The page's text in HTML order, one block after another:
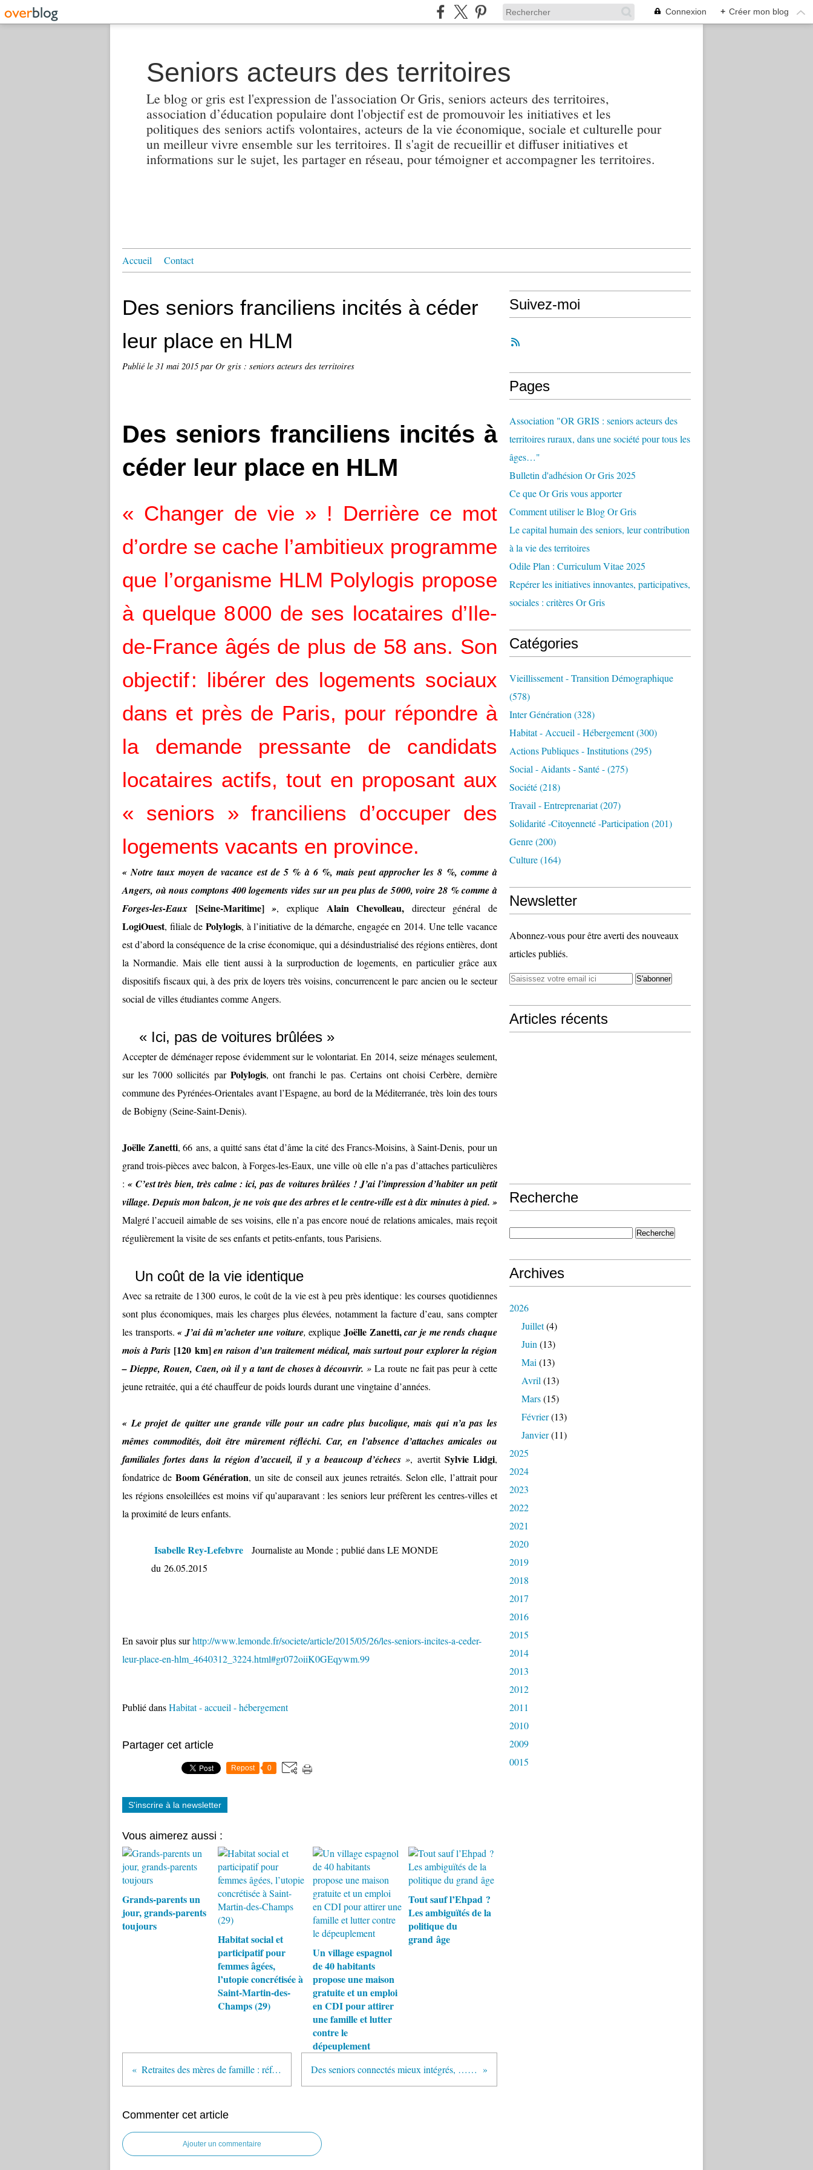
Connexion + Créer mon blog
Seniors acteurs des territoires
Le blog or gris est l'expression de l'association Or Gris, seniors acteurs des territoires,
association d’éducation populaire dont l'objectif est de promouvoir les initiatives et les
politiques des seniors actifs volontaires, acteurs de la vie économique, sociale et culturelle pour
un meilleur vivre ensemble sur les territoires. Il s'agit de recueillir et diffuser initiatives et
informations sur le sujet, les partager en réseau, pour témoigner et accompagner les territoires.
Accueil Contact
Des seniors franciliens incités à céder
leur place en HLM
Publié le 31 mai 2015 par Or gris : seniors acteurs des territoires
Des seniors franciliens incités à
céder leur place en HLM
« Changer de vie » ! Derrière ce mot
d’ordre se cache l’ambitieux programme
que l’organisme HLM Polylogis propose
à quelque 8 000 de ses locataires d’Ile-
de-France âgés de plus de 58 ans. Son
objectif : libérer des logements sociaux
dans et près de Paris, pour répondre à
la demande pressante de candidats
locataires actifs, tout en proposant aux
« seniors » franciliens d’occuper des
logements vacants en province.
« Notre taux moyen de vacance est de 5 % à 6 %, mais peut approcher les 8 %, comme à
Angers, où nous comptons 400 logements vides sur un peu plus de 5000, voire 28 % comme à
Forges-les-Eaux [Seine-Maritime]», explique Alain Chevolleau, directeur général de
LogiOuest, filiale de Polylogis, à l’initiative de la démarche, engagée en 2014. Une telle vacance
est d’abord la conséquence de la crise économique, qui a désindustrialisé des régions entières, dont
la Normandie. Mais elle tient aussi à la surproduction de logements, en particulier grâce aux
dispositifs fiscaux qui, à des prix de loyers très voisins, concurrencent le parc ancien ou le secteur
social de villes étudiantes comme Angers.
« Ici, pas de voitures brûlées »
Accepter de déménager repose évidemment sur le volontariat. En 2014, seize ménages seulement,
sur les 7 000 sollicités parPolylogis, ont franchi le pas. Certains ont choisi Cerbère, dernière
commune des Pyrénées-Orientales avant l’Espagne, au bord de la Méditerranée, très loin des tours
de Bobigny (Seine-Saint-Denis).
Joëlle Zanetti, 66 ans, a quitté sans état d’âme la cité des Francs-Moisins, à Saint-Denis, pour un
grand trois-pièces avec balcon, à Forges-les-Eaux, une ville où elle n’a pas d’attaches particulières
: « C’est très bien, très calme : ici, pas de voitures brûlées ! J’ai l’impression d’habiter un petit
village. Depuis mon balcon, je ne vois que des arbres et le centre-ville est à dix minutes à pied. »
Malgré l’accueil aimable de ses voisins, elle n’a pas encore noué de relations amicales, mais reçoit
régulièrement la visite de ses enfants et petits-enfants, tous Parisiens.
Un coût de la vie identique
Avec sa retraite de 1 300 euros, le coût de la vie est à peu près identique : les courses quotidiennes
sont plus économiques, mais les charges plus élevées, notamment la facture d’eau, sans compter
les transports.« J’ai dû m’acheter une voiture,expliqueJoëlle Zanetti, car je me rends chaque
mois à Paris [120 km]en raison d’un traitement médical, mais surtout pour explorer la région
– Dieppe, Rouen, Caen, où il y a tant de choses à découvrir.» La route ne fait pas peur à cette
jeune retraitée, qui a été chauffeur de poids lourds durant une vingtaine d’années.
« Le projet de quitter une grande ville pour un cadre plus bucolique, mais qui n’a pas les
mêmes commodités, doit être mûrement réfléchi. Car, en l’absence d’attaches amicales ou
familiales fortes dans la région d’accueil, il y a beaucoup d’échecs», avertitSylvie Lidgi,
fondatrice de Boom Génération, un site de conseil aux jeunes retraités. Selon elle, l’attrait pour
les régions ensoleillées est moins vif qu’auparavant : les seniors leur préfèrent les centres-villes et
la proximité de leurs enfants.
Isabelle Rey-Lefebvre Journaliste au Monde ; publié dans LE MONDE
du 26.05.2015
En savoir plus surhttp://www.lemonde.fr/societe/article/2015/05/26/les-seniors-incites-a-ceder-
leur-place-en-hlm_4640312_3224.html#gr072oiiK0GEqywm.99
Publié dansHabitat - accueil - hébergement
Partager cet article
Repost 0
S'inscrire à la newsletter
Vous aimerez aussi :
Grands-parents un
jour, grands-parents
toujours
Habitat social et
participatif pour
femmes âgées,
l’utopie concrétisée à
Saint-Martin-des-
Champs (29)
Un village espagnol
de 40 habitants
propose une maison
gratuite et un emploi
en CDI pour attirer
une famille et lutter
contre le
dépeuplement
Tout sauf l’Ehpad ?
Les ambiguïtés de la
politique du
grand âge
Retraites des mères de famille : réformer les droits familiaux ? Des seniors connectés mieux intégrés, … plus longtemps indépendants ?
Commenter cet article
Ajouter un commentaire
Suivez-moi
Pages
Association "OR GRIS : seniors acteurs des
territoires ruraux, dans une société pour tous les
âges…"
Bulletin d'adhésion Or Gris 2025
Ce que Or Gris vous apporter
Comment utiliser le Blog Or Gris
Le capital humain des seniors, leur contribution
à la vie des territoires
Odile Plan : Curriculum Vitae 2025
Repérer les initiatives innovantes, participatives,
sociales : critères Or Gris
Catégories
Vieillissement - Transition Démographique
(578)
Inter Génération (328)
Habitat - Accueil - Hébergement(300)
Actions Publiques - Institutions(295)
Social - Aidants - Santé -(275)
Société(218)
Travail - Entreprenariat(207)
Solidarité -citoyenneté -participation (201)
Genre(200)
Culture(164)
Newsletter
Abonnez-vous pour être averti des nouveaux
articles publiés.
Articles récents
Recherche
Archives
2026
Juillet(4)
Juin (13)
Mai (13)
Avril (13)
Mars(15)
Février(13)
Janvier(11)
2025
2024
2023
2022
2021
2020
2019
2018
2017
2016
2015
2014
2013
2012
2011
2010
2009
0015